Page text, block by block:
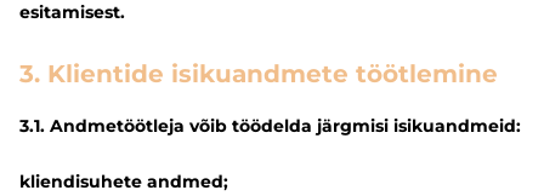
esitamisest.
3. Klientide isikuandmete töötlemine
3.1. Andmetöötleja võib töödelda järgmisi isikuandmeid:
kliendisuhete andmed;